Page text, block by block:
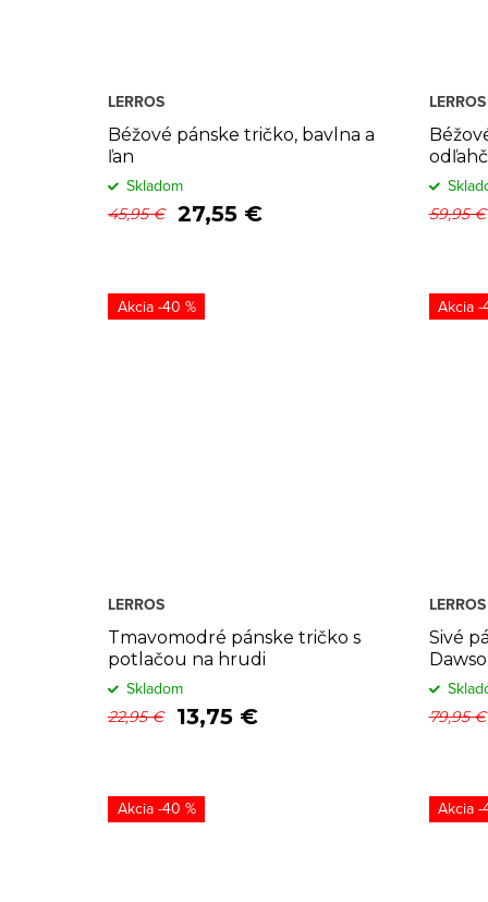
Béžové pánske tričko, bavlna a
ľan
LERROS
45,95 € 27,55 €
Skladom
LERROS
59,95 €
-40 %
Tmavomodré pánske tričko s
potlačou na hrudi
LERROS
22,95 € 13,75 €
Skladom
-
Sivé
LERROS
79,95 €
-40 % -